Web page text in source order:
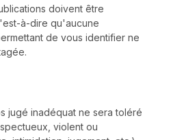
doivent être
à-dire qu'aucune
de vous identifier ne
jugé inadéquat ne sera toléré
violent ou